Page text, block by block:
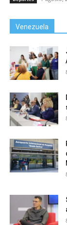
Venezuela